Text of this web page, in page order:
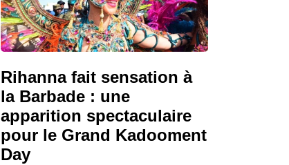
Rihanna fait sensation à
la Barbade : une
apparition spectaculaire
pour le Grand Kadooment
Day